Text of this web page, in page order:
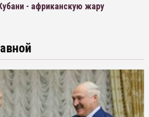
- африканскую жару